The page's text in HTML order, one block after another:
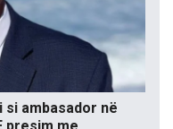
si ambasador në